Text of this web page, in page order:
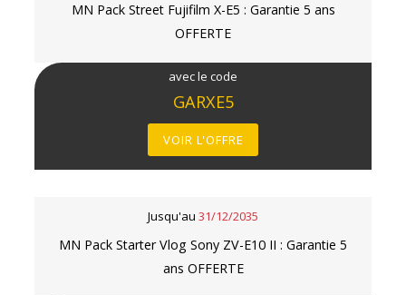
MN Pack Street Fujifilm X-E5 : Garantie 5 ans
OFFERTE
avec le code
GARXE5
VOIR L'OFFRE
Jusqu'au 31/12/2035
MN Pack Starter Vlog Sony ZV-E10 II : Garantie 5
ans OFFERTE